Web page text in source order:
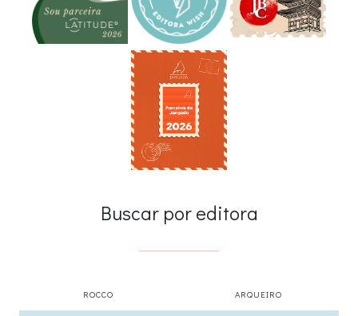
Buscar por editora
ROCCO ARQUEIRO